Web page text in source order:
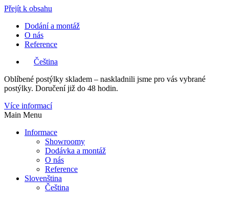
Přejít k obsahu
Dodání a montáž
O nás
Reference
Čeština
Oblíbené postýlky skladem – naskladnili jsme pro vás vybrané
postýlky. Doručení již do 48 hodin.
Více informací
Main Menu
Informace
Showroomy
Dodávka a montáž
O nás
Reference
Slovenština
Čeština